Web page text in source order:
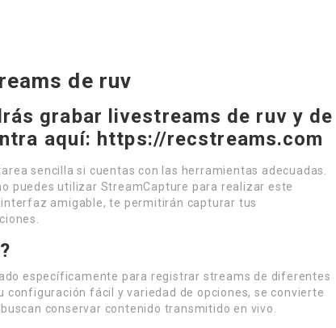
de ruv
grabar livestreams de ruv y de
aquí: https://recstreams.com
sencilla si cuentas con las herramientas adecuadas.
puedes utilizar StreamCapture para realizar este
amigable, te permitirán capturar tus
específicamente para registrar streams de diferentes
configuración fácil y variedad de opciones, se convierte
conservar contenido transmitido en vivo.